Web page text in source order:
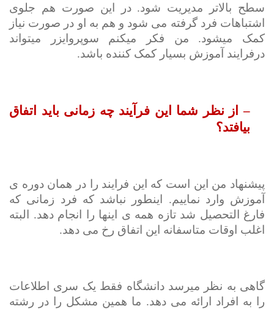
سطح بالاتر مدیریت شود. در این صورت هم جلوی
اشتباهات فرد گرفته می شود و هم به او در صورت نیاز
کمک می­شود. من فکر می­کنم سوپروایزر می­تواند
درفرایند آموزش بسیار کمک کننده باشد.
– از نظر شما این فرآیند چه زمانی باید اتفاق
بیافتد؟
پیشنهاد من این است که این فرایند را در همان دوره ی
آموزش وارد نماییم. اینطور نباشد که فرد زمانی که
فارغ التحصیل شد تازه همه ی این­ها را انجام دهد. البته
اغلب اوقات متاسفانه این اتفاق رخ می دهد.
گاهی به نظر می­رسد دانشگاه فقط یک سری اطلاعات
را به افراد ارائه می دهد. ما همین مشکل را در رشته